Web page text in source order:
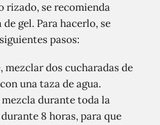
rizado, se recomienda
gel. Para hacerlo, se
pasos:
mezclar dos cucharadas de
una taza de agua.
durante toda la
8 horas, para que